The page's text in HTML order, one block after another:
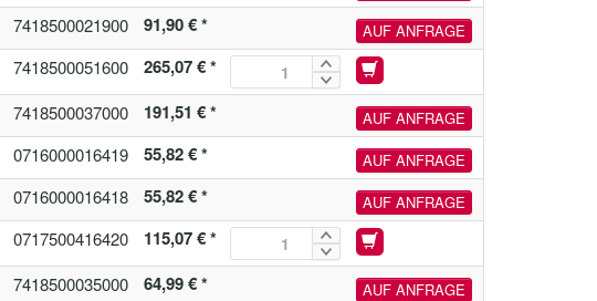
7418500021900 91,90 € * AUF ANFRAGE
7418500051600 265,07 € *
7418500037000 191,51 € * AUF ANFRAGE
0716000016419 55,82 € * AUF ANFRAGE
0716000016418 55,82 € * AUF ANFRAGE
0717500416420 115,07 € *
7418500035000 64,99 € * AUF ANFRAGE